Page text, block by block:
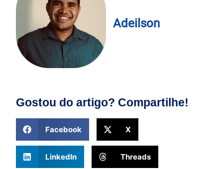
Adeilson
Gostou do artigo? Compartilhe!
Facebook X
LinkedIn Threads